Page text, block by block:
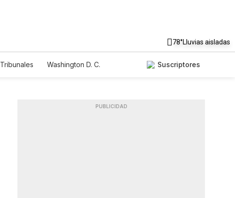
78°Lluvias aisladas
Tribunales
Washington D. C.
Suscriptores
PUBLICIDAD